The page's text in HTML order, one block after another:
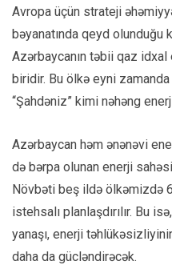
Avropa üçün strateji
bəyanatında qeyd olunduğu
Azərbaycanın təbii qaz
biridir. Bu ölkə eyni zamanda
“Şahdəniz” kimi nəhəng
Azərbaycan həm ənənəvi
də bərpa olunan enerji
Növbəti beş ildə ölkəmizdə
istehsalı planlaşdırılır. Bu
yanaşı, enerji
daha da gücləndirəcək.